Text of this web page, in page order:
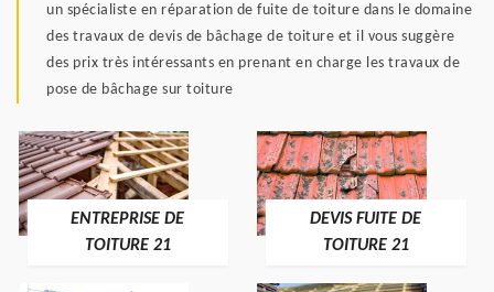
un spécialiste en réparation de fuite de toiture dans le domaine
des travaux de devis de bâchage de toiture et il vous suggère
des prix très intéressants en prenant en charge les travaux de
pose de bâchage sur toiture
ENTREPRISE DE
TOITURE 21
DEVIS FUITE DE
TOITURE 21